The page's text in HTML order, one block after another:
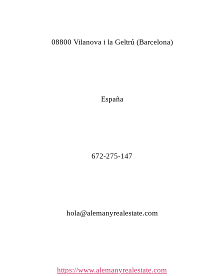
08800 Vilanova i la Geltrú (Barcelona)
España
672-275-147
hola@alemanyrealestate.com
https://www.alemanyrealestate.com